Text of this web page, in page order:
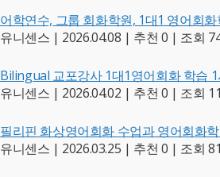
어학연수, 그룹 회화학원, 1대1 영어회
유니센스 | 2026.04.08 | 추천 0 | 조회
Bilingual 교포강사 1대1영어회화 학습
유니센스 | 2026.04.02 | 추천 0 | 조회
필리핀 화상영어회화 수업과 영어회화
유니센스 | 2026.03.25 | 추천 0 | 조회